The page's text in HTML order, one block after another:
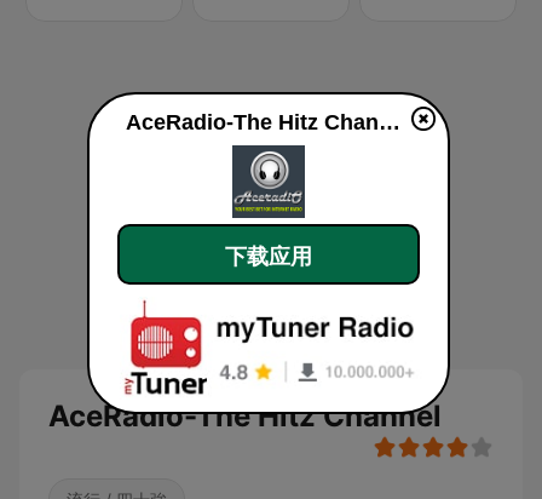
AceRadio-The Hitz Channel
AceRadio-The Hitz Channel live
下载应用